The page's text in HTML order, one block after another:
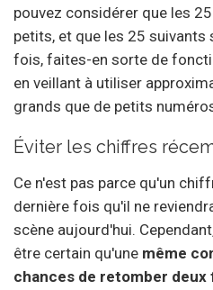
pouvez considérer que les
petits, et que les 25 suivants
fois, faites-en sorte de
en veillant à utiliser
grands que de petits
Éviter les chiffres
Ce n'est pas parce qu'un
dernière fois qu'il ne
scène aujourd'hui.
être certain qu'une même
chances de retomber deux